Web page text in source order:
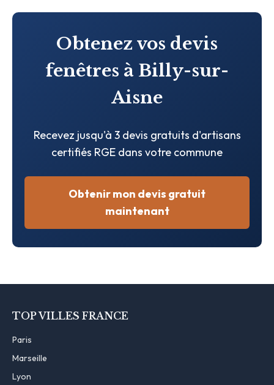
Obtenez vos devis
fenêtres à Billy-sur-
Aisne
Recevez jusqu'à 3 devis gratuits d'artisans
certifiés RGE dans votre commune
Obtenir mon devis gratuit
maintenant
TOP VILLES FRANCE
Paris
Marseille
Lyon